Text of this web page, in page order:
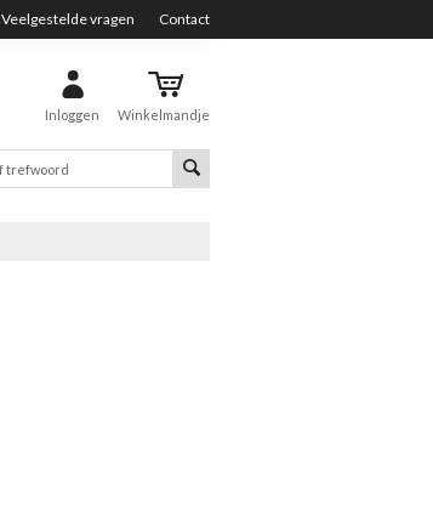
Veelgestelde vragen Contact
Inloggen Winkelmandje